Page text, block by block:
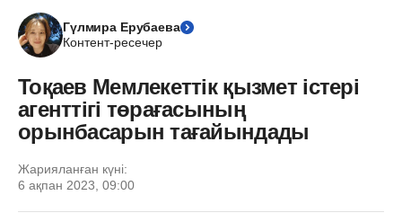
Гүлмира Ерубаева
Контент-ресечер
Тоқаев Мемлекеттік қызмет істері
агенттігі төрағасының
орынбасарын тағайындады
Жарияланған күні:
6 ақпан 2023, 09:00